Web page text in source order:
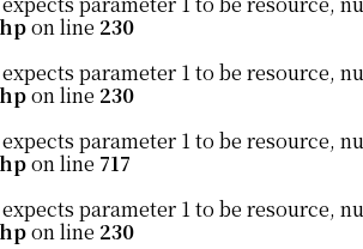
on line 230
parameter 1 to be resource,
on line 230
parameter 1 to be resource,
on line 717
parameter 1 to be resource,
on line 230